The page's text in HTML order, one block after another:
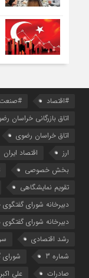
#اقتصاد #صنعت
اتاق بازرگانی خراسان
اتاق خراسان رضوی
ارز
اقتصاد ایران
بخش خصوصی
تقویم نمایشگاهی
دبیرخانه شورای
دبیرخانه شورای
رشد اقتصادی
شماره 3
شورای
صادرات
علی